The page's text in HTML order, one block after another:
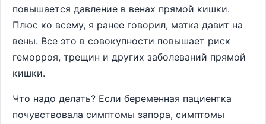
повышается давление в венах прямой кишки.
Плюс ко всему, я ранее говорил, матка давит на
вены. Все это в совокупности повышает риск
геморроя, трещин и других заболеваний прямой
кишки.
Что надо делать? Если беременная пациентка
почувствовала симптомы запора, симптомы